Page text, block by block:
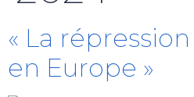
« La
en Europe »